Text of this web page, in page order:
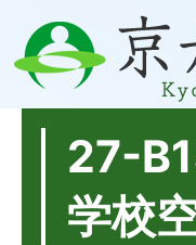
27-
学校